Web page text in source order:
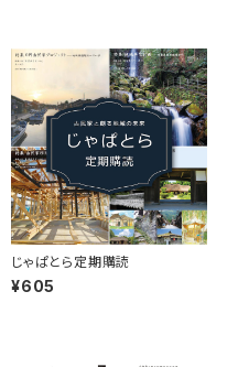
じゃぱとら定期購読
¥605